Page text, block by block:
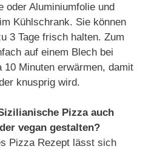
oder Aluminiumfolie und
Kühlschrank. Sie können
3 Tage frisch halten. Zum
auf einem Blech bei
10 Minuten erwärmen, damit
knusprig wird.
Pizza auch
vegan gestalten?
Pizza Rezept lässt sich